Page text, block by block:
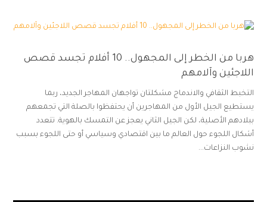
هربا من الخطر إلى المجهول.. 10 أفلام تجسد قصص
اللاجئين وآلامهم
التخبط الثقافي والاندماج مشكلتان تواجهان المهاجر الجديد، ربما
يستطيع الجيل الأول من المهاجرين أن يحتفظوا بالصلة التي تجمعهم
ببلادهم الأصلية، لكن الجيل الثاني يعجز عن التمسك بالهوية. تتعدد
أشكال اللجوء حول العالم ما بين اقتصادي وسياسي أو حتى اللجوء بسبب
نشوب النزاعات...